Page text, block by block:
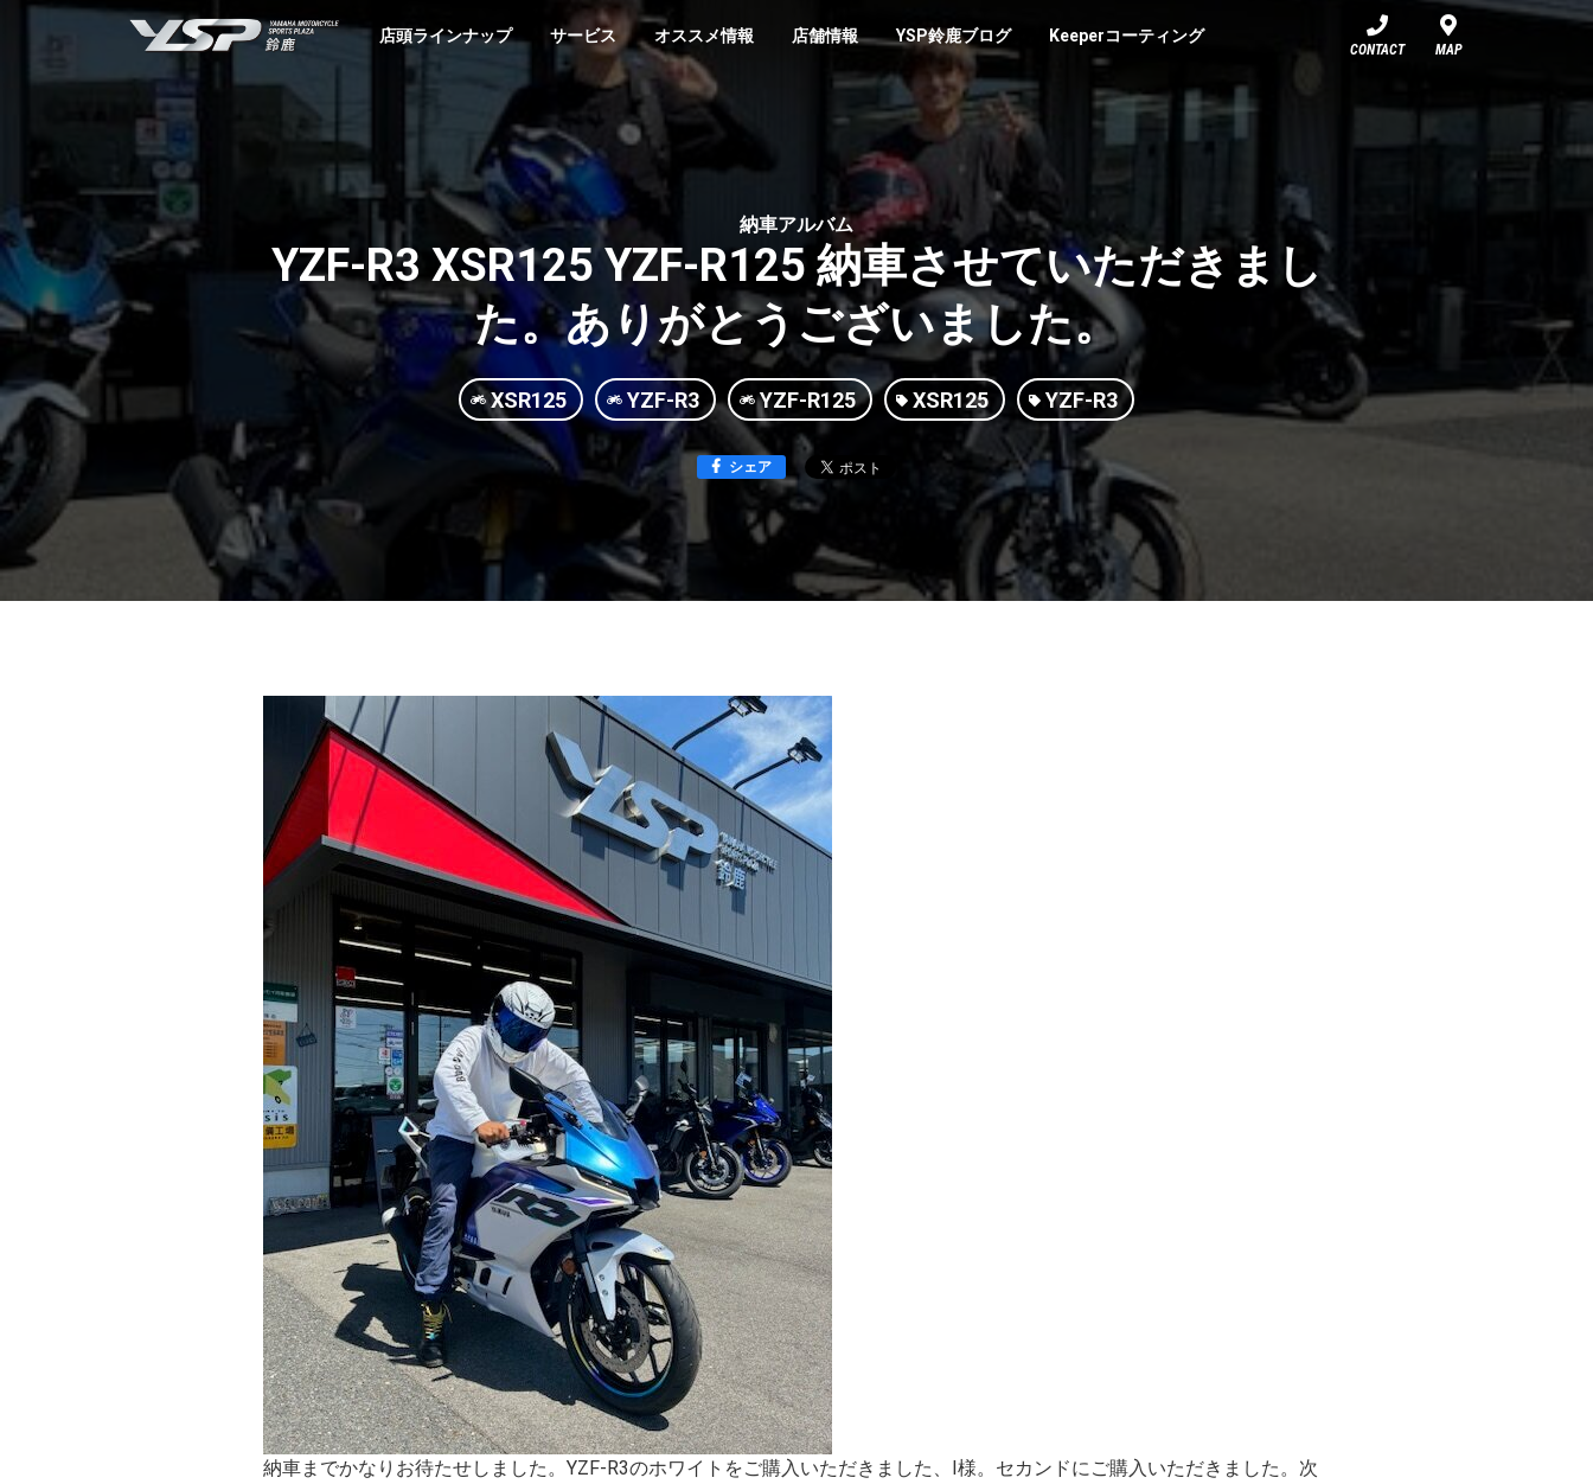
YSP鈴鹿店頭ラインナップ サービス オススメ情報 店舗情報 YSP鈴鹿ブログ Keeperコーティング
CONTACT MAP
納車アルバム
YZF-R3 XSR125 YZF-R125 納車させていただきまし
た。ありがとうございました。
XSR125 YZF-R3 YZF-R125 XSR125 YZF-R3
シェア
納車までかなりお待たせしました。YZF-R3のホワイトをご購入いただきました、I様。セカンドにご購入いただきました。次